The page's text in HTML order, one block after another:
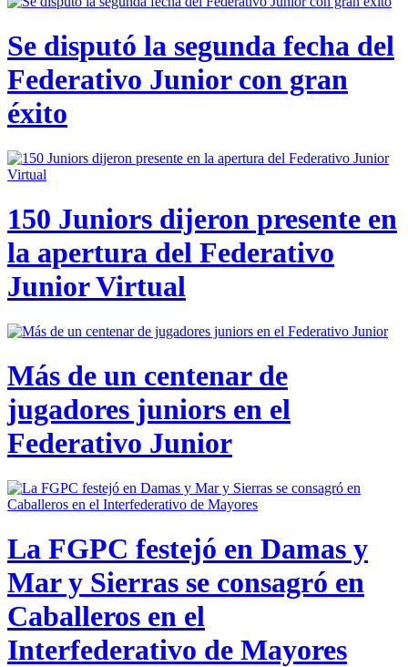
Se disputó la segunda fecha del
Federativo Junior con gran
éxito
150 Juniors dijeron presente en
la apertura del Federativo
Junior Virtual
Más de un centenar de
jugadores juniors en el
Federativo Junior
La FGPC festejó en Damas y
Mar y Sierras se consagró en
Caballeros en el
Interfederativo de Mayores